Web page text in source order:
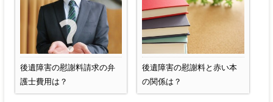
後遺障害の慰謝料請求の弁
護士費用は？
後遺障害の慰謝料と赤い本
の関係は？